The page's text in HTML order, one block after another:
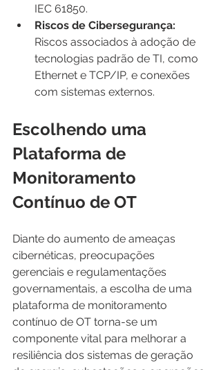
IEC 61850.
Riscos de Cibersegurança:
Riscos associados à adoção de
tecnologias padrão de TI, como
Ethernet e TCP/IP, e conexões
com sistemas externos.
Escolhendo uma
Plataforma de
Monitoramento
Contínuo de OT
Diante do aumento de ameaças
cibernéticas, preocupações
gerenciais e regulamentações
governamentais, a escolha de uma
plataforma de monitoramento
contínuo de OT torna-se um
componente vital para melhorar a
resiliência dos sistemas de geração